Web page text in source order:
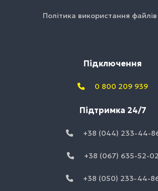
Політика використання
Підключення
0 800 209 939
Підтримка 24/7
+38 (044) 233-44-
+38 (067) 635-52-02
+38 (050) 233-44-